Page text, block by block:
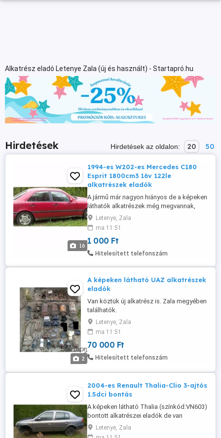
Alkatrész eladó Letenye Zala (új és használt) - Startapró.hu
Hirdetések Hirdetések az oldalon: 20 50
16
1994-es W202-es Mercedes C180
Esprit 1800cm3 16v 122le
alkatrészek eladók
A jármű már nagyon hiányos de a képeken
láthatók alkatrészek még megvannak,
katalizátor elkelt! Amennyiben valami
érdekli hívjon!
Letenye, Zala
ma 11:51
1 000 Ft
Hitelesített telefonszám
2
A képeken látható UAZ alkatrészek
eladók
Van köztük új alkatrész is. Zala megyében
találhatók.
Letenye, Zala
ma 11:51
70 000 Ft
Hitelesített telefonszám
2004-es Renault Thalia-Clio 3-ajtós
1.5dci bontás
A képeken látható Thalia (színkód:VN603)
bontott alkatrészei eladók de van
háromajtós Clio-hoz fehér ajtó, tankajtó,
fekete tükörházas tükör és van egy három
Letenye, Zala